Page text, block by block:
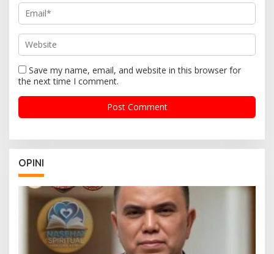
Save my name, email, and website in this browser for
the next time I comment.
OPINI